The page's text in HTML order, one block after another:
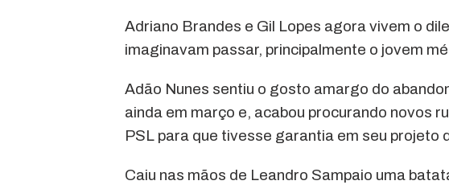
Adriano Brandes e Gil Lopes agora vivem o
imaginavam passar, principalmente o jovem
Adão Nunes sentiu o gosto amargo do
ainda em março e, acabou procurando novos
PSL para que tivesse garantia em seu
Caiu nas mãos de Leandro Sampaio uma